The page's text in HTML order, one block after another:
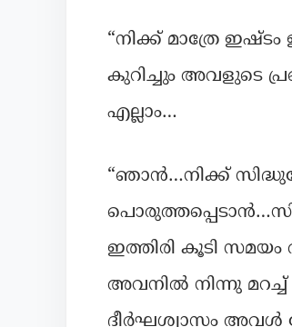
“നിക്ക് മാത്രേ
കുറിച്ചും അവളുടെ
എല്ലാം…
“ഞാൻ…നിക്ക്
ഇത്തിരി കൂടി
അവനിൽ നിന്നു
ദീർഘശ്വാസം അവൾ